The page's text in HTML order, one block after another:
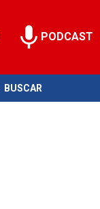
PODCAST
BUSCAR